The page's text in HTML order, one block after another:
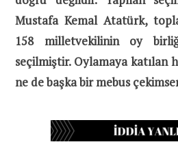
Mustafa Kemal Atatürk,
158 milletvekilinin oy
seçilmiştir. Oylamaya katılan
ne de başka bir mebus